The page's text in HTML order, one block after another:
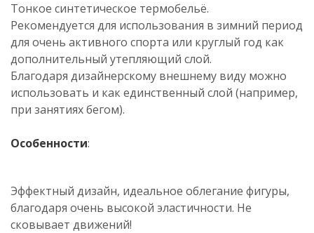
Тонкое синтетическое термобельё.
Рекомендуется для использования в зимний период
для очень активного спорта или круглый год как
дополнительный утепляющий слой.
Благодаря дизайнерскому внешнему виду можно
использовать и как единственный слой (например,
при занятиях бегом).
Особенности:
Эффектный дизайн, идеальное облегание фигуры,
благодаря очень высокой эластичности. Не
сковывает движений!